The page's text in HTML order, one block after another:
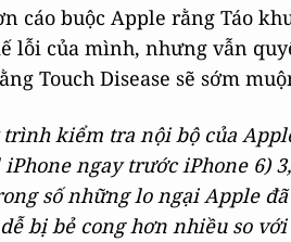
cáo buộc Apple rằng Táo
lỗi của mình, nhưng vẫn
Touch Disease sẽ sớm
trình kiểm tra nội bộ của
ngay trước iPhone 6)
số những lo ngại Apple
bị bẻ cong hơn nhiều so